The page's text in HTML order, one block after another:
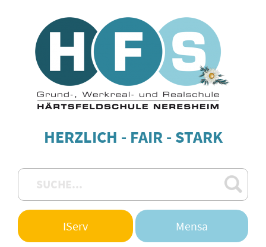
HERZLICH - FAIR - STARK
IServ Mensa